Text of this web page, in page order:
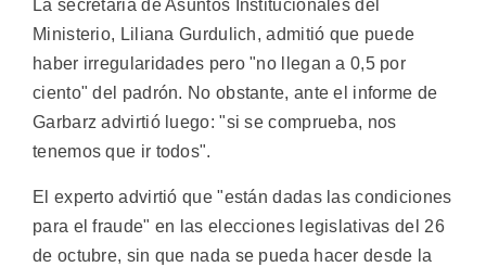
La secretaria de Asuntos Institucionales del
Ministerio, Liliana Gurdulich, admitió que puede
haber irregularidades pero "no llegan a 0,5 por
ciento" del padrón. No obstante, ante el informe de
Garbarz advirtió luego: "si se comprueba, nos
tenemos que ir todos".
El experto advirtió que "están dadas las condiciones
para el fraude" en las elecciones legislativas del 26
de octubre, sin que nada se pueda hacer desde la